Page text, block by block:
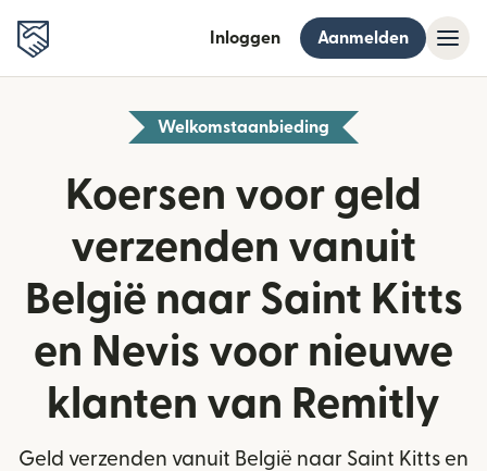
Inloggen Aanmelden
Welkomstaanbieding
Koersen voor geld
verzenden vanuit
België naar Saint Kitts
en Nevis voor nieuwe
klanten van Remitly
Geld verzenden vanuit België naar Saint Kitts en